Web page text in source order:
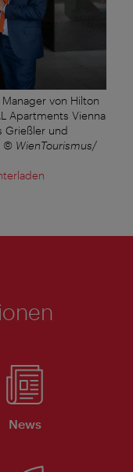
von Hilton
Apartments Vienna
Grießler und
© WienTourismus/
News